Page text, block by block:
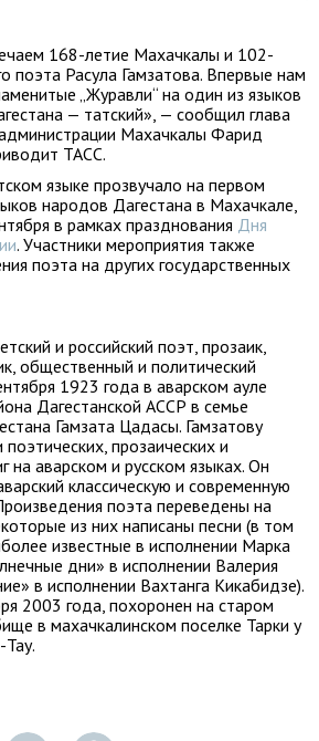
168-летие Махачкалы и 102-
поэта Расула Гамзатова. Впервые нам
„Журавли“ на один из языков
— татский», — сообщил глава
администрации Махачкалы Фарид
ТАСС.
языке прозвучало на первом
народов Дагестана в Махачкале,
в рамках празднования Дня
. Участники мероприятия также
поэта на других государственных
и российский поэт, прозаик,
общественный и политический
1923 года в аварском ауле
Дагестанской АССР в семье
Гамзата Цадасы. Гамзатову
прозаических и
на аварском и русском языках. Он
классическую и современную
поэта переведены на
из них написаны песни (в том
известные в исполнении Марка
дни» в исполнении Валерия
в исполнении Вахтанга Кикабидзе).
2003 года, похоронен на старом
в махачкалинском поселке Тарки у